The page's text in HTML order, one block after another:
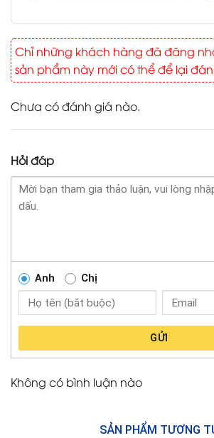
Chỉ những khách hàng đã đăng
sản phẩm này mới có thể để lại
Chưa có đánh giá nào.
Hỏi đáp
Anh Chị
GỬI
Không có bình luận nào
SẢN PHẨM TƯƠNG